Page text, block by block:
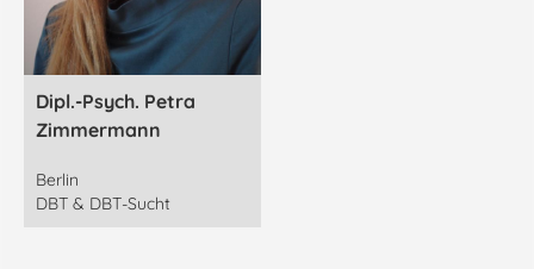
Dipl.-Psych. Petra
Zimmermann
Berlin
DBT & DBT-Sucht